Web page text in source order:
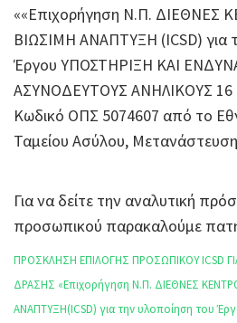
««Επιχορήγηση Ν.Π. ΔΙΕΘΝΕΣ
ΒΙΩΣΙΜΗ ΑΝΑΠΤΥΞΗ (ICSD) για
Έργου ΥΠΟΣΤΗΡΙΞΗ ΚΑΙ
ΑΣΥΝΟΔΕΥΤΟΥΣ ΑΝΗΛΙΚΟΥΣ 16
Κωδικό ΟΠΣ 5074607 από το
Ταμείου Ασύλου,
Για να δείτε την αναλυτική
προσωπικού παρακαλούμε
ΠΡΟΣΚΛΗΣΗ ΕΠΙΛΟΓΗΣ ΠΡΟΣΩΠΙΚΟΥ ICSD
ΔΡΑΣΗΣ «Επιχορήγηση Ν.Π. ΔΙΕΘΝΕΣ
ΑΝΑΠΤΥΞΗ(ICSD) για την υλοποίηση του